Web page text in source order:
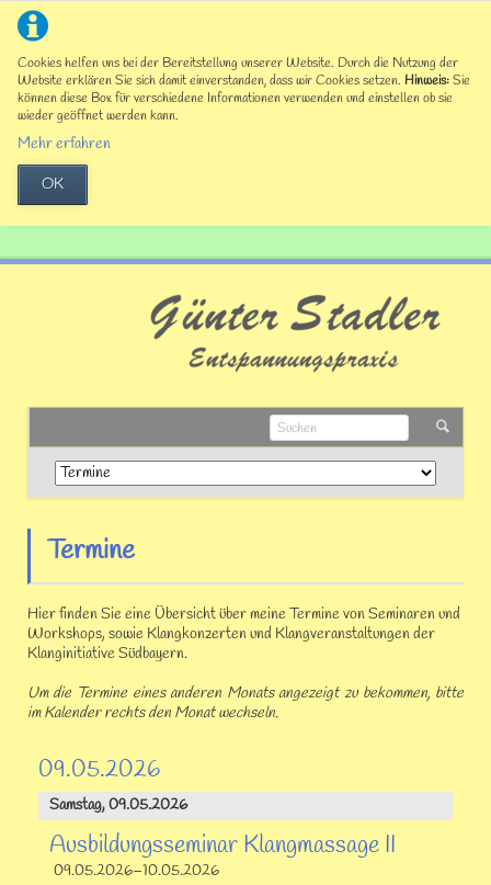
Cookies helfen uns bei der Bereitstellung unserer Website. Durch die Nutzung der
Website erklären Sie sich damit einverstanden, dass wir Cookies setzen. Hinweis:Sie
können diese Box für verschiedene Informationen verwenden und einstellen ob sie
wieder geöffnet werden kann.
Mehr erfahren
OK
Navigation
überspringen
Termine
Hier finden Sie eine Übersicht über meine Termine von Seminaren und
Workshops, sowie Klangkonzerten und Klangveranstaltungen der
Klanginitiative Südbayern.
Um die Termine eines anderen Monats angezeigt zu bekommen, bitte
im Kalender rechts den Monat wechseln.
09.05.2026
Samstag,09.05.2026
Ausbildungsseminar Klangmassage II
09.05.2026–10.05.2026